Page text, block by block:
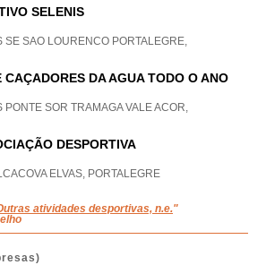
SELENIS
SE SAO LOURENCO PORTALEGRE,
CAÇADORES DA AGUA TODO O ANO
PONTE SOR TRAMAGA VALE ACOR,
DESPORTIVA
ELVAS, PORTALEGRE
atividades desportivas, n.e."